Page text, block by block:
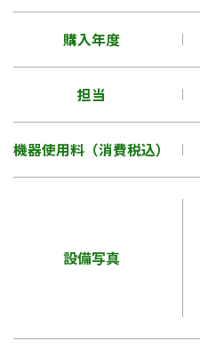
購入年度
担当
機器使用料（消費税込）
設備写真